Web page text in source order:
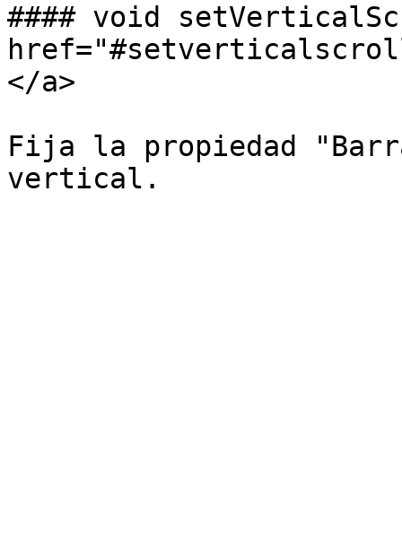
#### void
</a>
Fija la propiedad